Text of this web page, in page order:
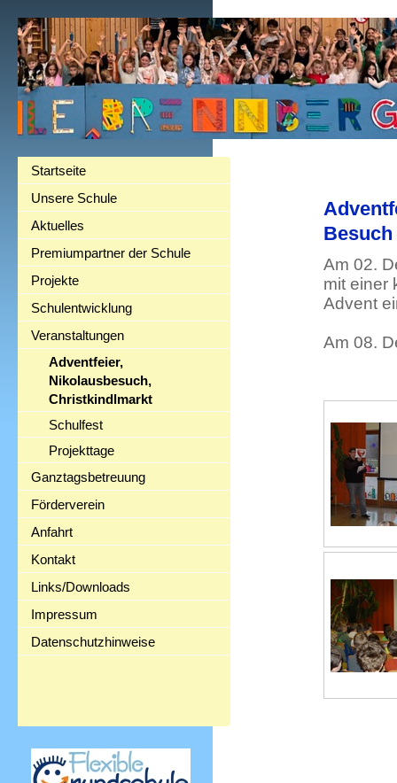
Am 02.
mit einer
Advent
Am 08.
Startseite
Unsere Schule
Aktuelles
Premiumpartner der Schule
Projekte
Schulentwicklung
Veranstaltungen
Adventfeier,
Nikolausbesuch,
Christkindlmarkt
Schulfest
Projekttage
Ganztagsbetreuung
Förderverein
Anfahrt
Kontakt
Links/Downloads
Impressum
Datenschutzhinweise